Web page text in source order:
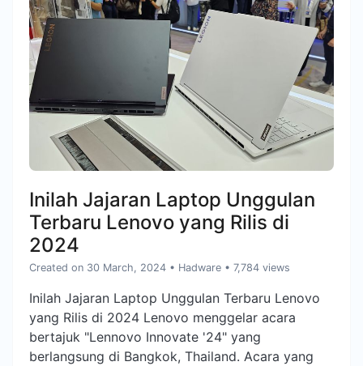
Inilah Jajaran Laptop Unggulan
Terbaru Lenovo yang Rilis di
2024
Created on 30 March, 2024 • Hadware • 7,784 views
Inilah Jajaran Laptop Unggulan Terbaru Lenovo
yang Rilis di 2024 Lenovo menggelar acara
bertajuk "Lennovo Innovate '24" yang
berlangsung di Bangkok, Thailand. Acara yang